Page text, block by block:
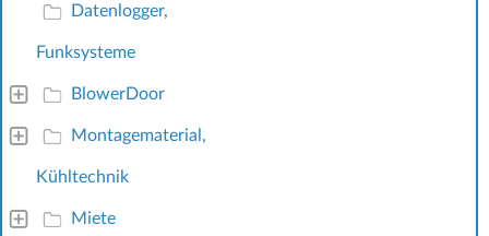
Datenlogger,
Funksysteme
BlowerDoor
Montagematerial,
Kühltechnik
Miete